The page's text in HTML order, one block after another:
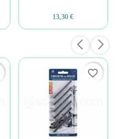
13,30 €
favorite_border